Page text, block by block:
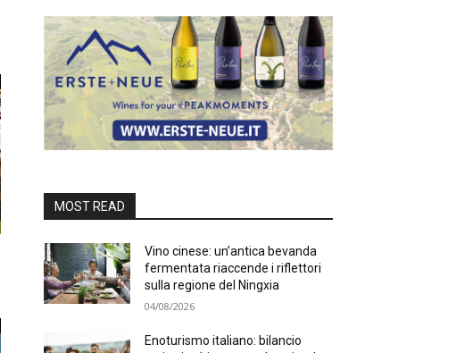
MOST READ
Vino cinese: un’antica bevanda
fermentata riaccende i riflettori
sulla regione del Ningxia
04/08/2026
Enoturismo italiano: bilancio